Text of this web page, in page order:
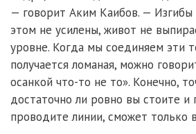
— говорит Аким Каибов. — Изгибы
этом не усилены, живот не
уровне. Когда мы соединяем эти
получается ломаная, можно
осанкой что-то не то». Конечно,
достаточно ли ровно вы стоите и
проводите линии, сможет только